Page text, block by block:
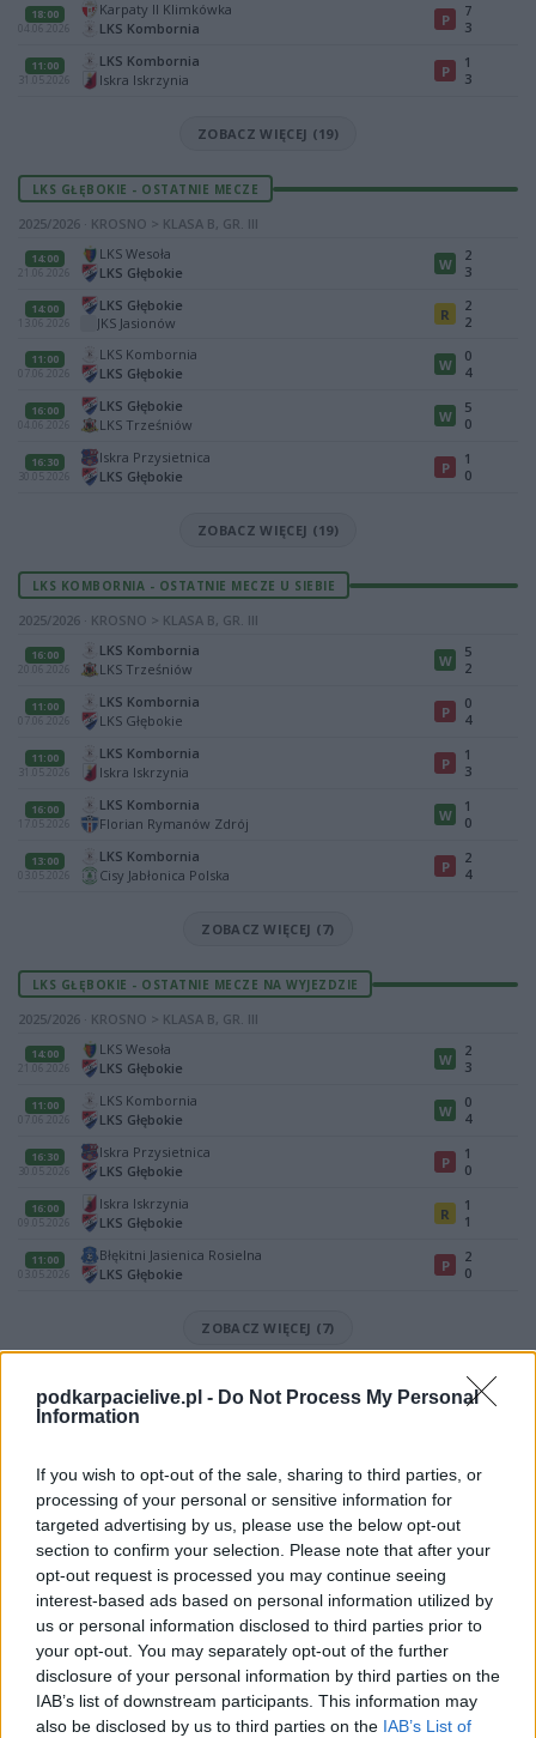
podkarpacielive.pl - Do Not Process My Personal
Information
If you wish to opt-out of the sale, sharing to third parties, or
processing of your personal or sensitive information for
targeted advertising by us, please use the below opt-out
section to confirm your selection. Please note that after your
opt-out request is processed you may continue seeing
interest-based ads based on personal information utilized by
us or personal information disclosed to third parties prior to
your opt-out. You may separately opt-out of the further
disclosure of your personal information by third parties on the
IAB’s list of downstream participants. This information may
also be disclosed by us to third parties on the IAB’s List of
18:00
04.06.2026
Karpaty II Klimkówka
LKS Kombornia
P
7
3
11:00
31.05.2026
LKS Kombornia
Iskra Iskrzynia
P
1
3
ZOBACZ WIĘCEJ (19)
LKS GŁĘBOKIE - OSTATNIE MECZE
2025/2026 · KROSNO > KLASA B, GR. III
14:00
21.06.2026
LKS Wesoła
LKS Głębokie
W
2
3
14:00
13.06.2026
LKS Głębokie
JKS Jasionów
R
2
2
11:00
07.06.2026
LKS Kombornia
LKS Głębokie
W
0
4
16:00
04.06.2026
LKS Głębokie
LKS Trześniów
W
5
0
16:30
30.05.2026
Iskra Przysietnica
LKS Głębokie
P
1
0
ZOBACZ WIĘCEJ (19)
LKS KOMBORNIA - OSTATNIE MECZE U SIEBIE
2025/2026 · KROSNO > KLASA B, GR. III
16:00
20.06.2026
LKS Kombornia
LKS Trześniów
W
5
2
11:00
07.06.2026
LKS Kombornia
LKS Głębokie
P
0
4
11:00
31.05.2026
LKS Kombornia
Iskra Iskrzynia
P
1
3
16:00
17.05.2026
LKS Kombornia
Florian Rymanów Zdrój
W
1
0
13:00
03.05.2026
LKS Kombornia
Cisy Jabłonica Polska
P
2
4
ZOBACZ WIĘCEJ (7)
LKS GŁĘBOKIE - OSTATNIE MECZE NA WYJEZDZIE
2025/2026 · KROSNO > KLASA B, GR. III
14:00
21.06.2026
LKS Wesoła
LKS Głębokie
W
2
3
11:00
07.06.2026
LKS Kombornia
LKS Głębokie
W
0
4
16:30
30.05.2026
Iskra Przysietnica
LKS Głębokie
P
1
0
16:00
09.05.2026
Iskra Iskrzynia
LKS Głębokie
R
1
1
11:00
03.05.2026
Błękitni Jasienica Rosielna
LKS Głębokie
P
2
0
ZOBACZ WIĘCEJ (7)
Mecz LKS Kombornia - LKS Głębokie (Krosno > Klasa B, gr. III)
Spotkanie pomiędzyLKS Kombornia i LKS Głębokierozegrane zostanie
Na stronie PodkarpacieLive.pl znajdziesz
wynik meczu, strzelców
bramek, kartki, składy, statystyki i informacje o przebiegu
spotkania. To kompletne źródło danych dla kibiców i pasjonatów
lokalnej piłki nożnej. Jeżeli aktualnie nie widzisz tutaj danych z pewnością
pracujemy nad tym żeby je uzupełnić.
Wynik meczu LKS Kombornia vs LKS Głębokie
Po zakończeniu spotkania automatycznie publikujemyoficjalny wynik
spotkania, a także dane meczowe, jeśli są dostępne.
Pełny harmonogram rozgrywek dostępny jest tutaj:Krosno > Klasa B,
gr. III - terminarz.